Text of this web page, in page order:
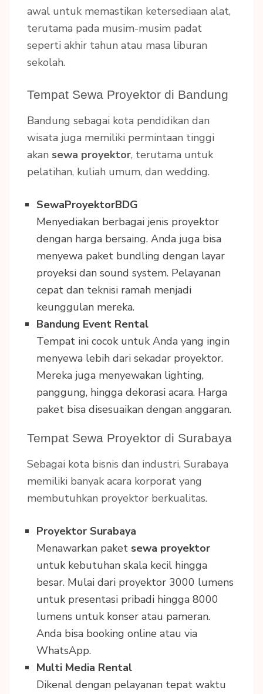
awal untuk memastikan ketersediaan alat,
terutama pada musim-musim padat
seperti akhir tahun atau masa liburan
sekolah.
Tempat Sewa Proyektor di Bandung
Bandung sebagai kota pendidikan dan
wisata juga memiliki permintaan tinggi
akan sewa proyektor, terutama untuk
pelatihan, kuliah umum, dan wedding.
SewaProyektorBDG
Menyediakan berbagai jenis proyektor
dengan harga bersaing. Anda juga bisa
menyewa paket bundling dengan layar
proyeksi dan sound system. Pelayanan
cepat dan teknisi ramah menjadi
keunggulan mereka.
Bandung Event Rental
Tempat ini cocok untuk Anda yang ingin
menyewa lebih dari sekadar proyektor.
Mereka juga menyewakan lighting,
panggung, hingga dekorasi acara. Harga
paket bisa disesuaikan dengan anggaran.
Tempat Sewa Proyektor di Surabaya
Sebagai kota bisnis dan industri, Surabaya
memiliki banyak acara korporat yang
membutuhkan proyektor berkualitas.
Proyektor Surabaya
Menawarkan paket sewa proyektor
untuk kebutuhan skala kecil hingga
besar. Mulai dari proyektor 3000 lumens
untuk presentasi pribadi hingga 8000
lumens untuk konser atau pameran.
Anda bisa booking online atau via
WhatsApp.
Multi Media Rental
Dikenal dengan pelayanan tepat waktu